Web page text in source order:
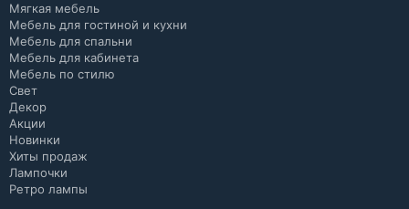
Мягкая мебель
Мебель для гостиной и кухни
Мебель для спальни
Мебель для кабинета
Мебель по стилю
Свет
Декор
Акции
Новинки
Хиты продаж
Лампочки
Ретро лампы